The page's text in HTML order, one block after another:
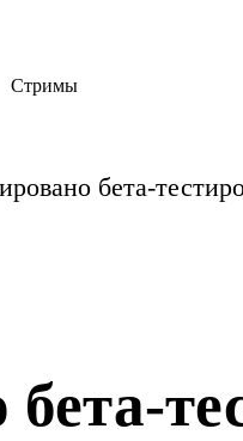
Стримы
бета-
бета-